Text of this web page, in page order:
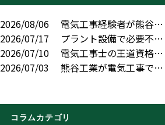
2026/08/06
電気工事経験者が熊谷…
2026/07/17
プラント設備で必要不…
2026/07/10
電気工事士の王道資格…
2026/07/03
熊谷工業が電気工事で…
コラムカテゴリ